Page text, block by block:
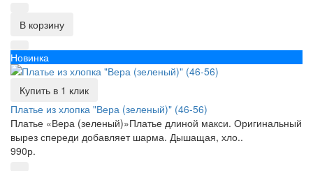
В корзину
Новинка
Купить в 1 клик
Платье из хлопка "Вера (зеленый)" (46-56)
Платье «Вера (зеленый)»Платье длиной макси. Оригинальный
вырез спереди добавляет шарма. Дышащая, хло..
990р.